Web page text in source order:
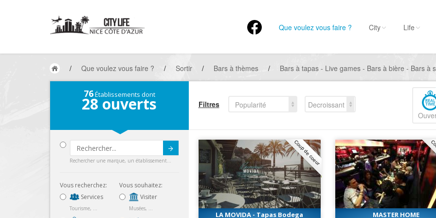
Que voulez vous faire ? City Life
/ Que voulez vous faire ? / Sortir / Bars à thèmes / Bars à tapas - Live games - Bars à bière - Bars à
76Établissements dont
28 ouverts
Rechercher une marque, un établissement...
Vous recherchez:
Services
Tourisme, ...
Vous souhaitez:
Visiter
Musées, ...
Filtres Popularité
Decroissant
Coup de coeur
LA MOVIDA - Tapas Bodega
MASTER HOME